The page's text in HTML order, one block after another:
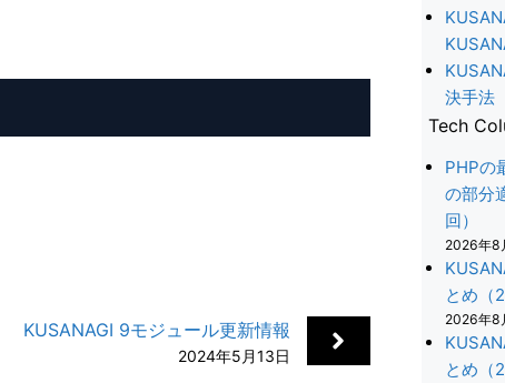
KUSANAGI 9モジュール更新情報
2024年5月13日
決手法
Tech
PHPの
の部分
回）
2026年8
とめ（
2026年8
とめ（